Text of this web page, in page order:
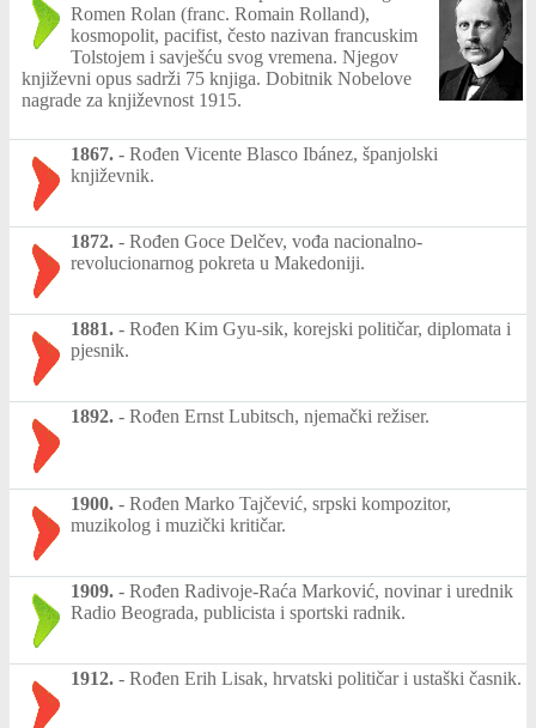
Romen Rolan (franc. Romain Rolland),
kosmopolit, pacifist, često nazivan francuskim
Tolstojem i savješću svog vremena. Njegov
književni opus sadrži 75 knjiga. Dobitnik Nobelove
nagrade za književnost 1915.
1867. - Rođen Vicente Blasco Ibánez, španjolski
književnik.
1872. - Rođen Goce Delčev, vođa nacionalno-
revolucionarnog pokreta u Makedoniji.
1881. - Rođen Kim Gyu-sik, korejski političar, diplomata i
pjesnik.
1892. - Rođen Ernst Lubitsch, njemački režiser.
1900. - Rođen Marko Tajčević, srpski kompozitor,
muzikolog i muzički kritičar.
1909. - Rođen Radivoje-Raća Marković, novinar i urednik
Radio Beograda, publicista i sportski radnik.
1912. - Rođen Erih Lisak, hrvatski političar i ustaški časnik.